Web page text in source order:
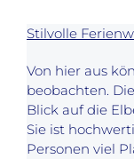
Stilvolle
Von hier aus
beobachten.
Blick auf die
Sie ist
Personen viel